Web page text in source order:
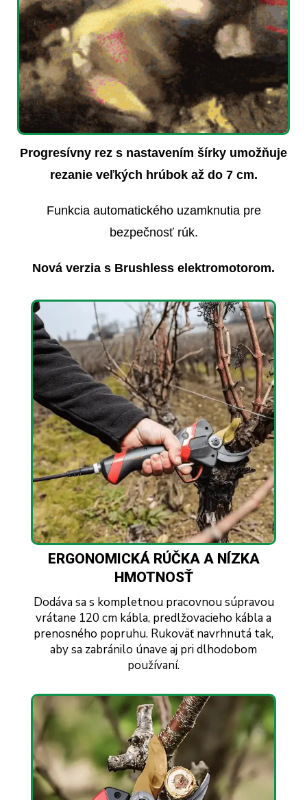
Progresívny rez s nastavením šírky umožňuje
rezanie veľkých hrúbok až do 7 cm.
Funkcia automatického uzamknutia pre
bezpečnosť rúk.
Nová verzia s Brushless elektromotorom.
ERGONOMICKÁ RÚČKA A NÍZKA
HMOTNOSŤ
Dodáva sa s kompletnou pracovnou súpravou
vrátane 120 cm kábla, predlžovacieho kábla a
prenosného popruhu. Rukoväť navrhnutá tak,
aby sa zabránilo únave aj pri dlhodobom
používaní.